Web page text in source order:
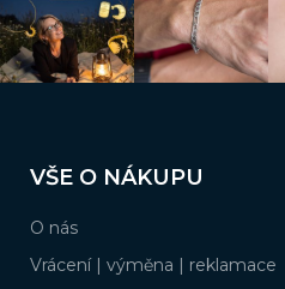
pVŠE O NÁKUPU
O nás
Vrácení | výměna | reklamace